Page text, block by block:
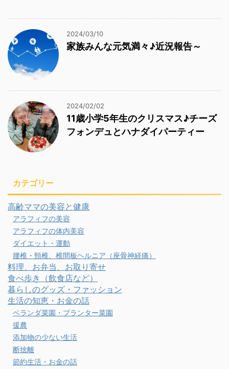
2024/03/10
家族みんな元気満々♪近況報告～
2024/02/02
11歳小学5年生のクリスマス♪チーズ
フォンデュとハナダイパーティー
カテゴリー
高齢ママの美容と健康
アラフィフの美容
アラフィフの体内美容
ダイエット・運動
腰椎・頸椎、椎間板ヘルニア（座骨神経痛）
料理、お弁当、お取り寄せ
食べ歩き（飲食店など）
暮らしのグッズ・ファッション
生活の知恵・お金の話
ベランダ菜園・プランター菜園
援農
添加物の少ない生活
断捨離
節約生活・お金の話